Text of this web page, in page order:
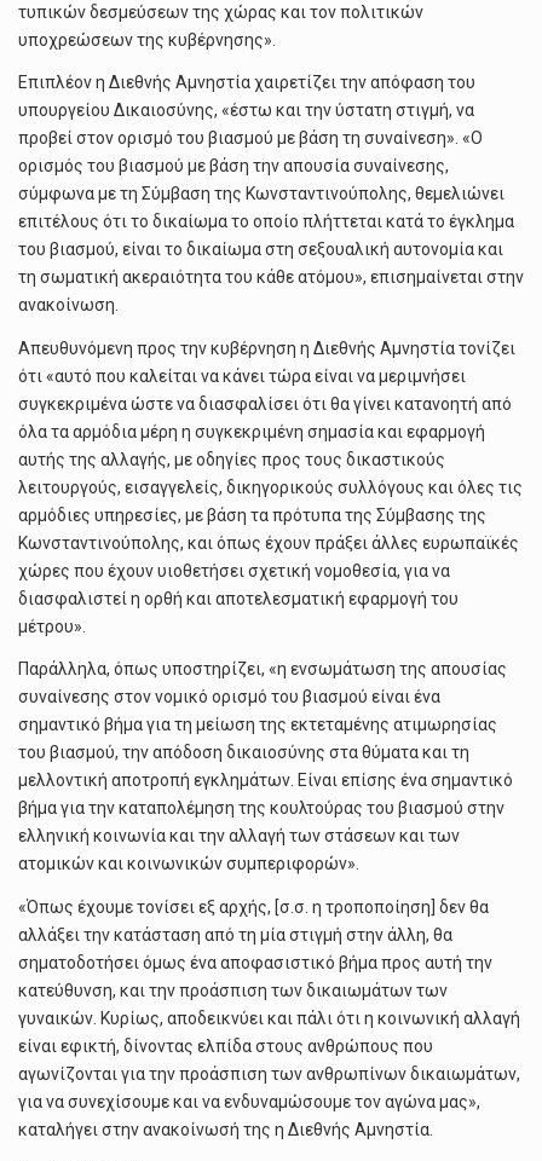
τυπικών δεσμεύσεων της χώρας και τον πολιτικών
υποχρεώσεων της κυβέρνησης».
Επιπλέον η Διεθνής Αμνηστία χαιρετίζει την απόφαση του
υπουργείου Δικαιοσύνης, «έστω και την ύστατη στιγμή, να
προβεί στον ορισμό του βιασμού με βάση τη συναίνεση». «Ο
ορισμός του βιασμού με βάση την απουσία συναίνεσης,
σύμφωνα με τη Σύμβαση της Κωνσταντινούπολης, θεμελιώνει
επιτέλους ότι το δικαίωμα το οποίο πλήττεται κατά το έγκλημα
του βιασμού, είναι το δικαίωμα στη σεξουαλική αυτονομία και
τη σωματική ακεραιότητα του κάθε ατόμου», επισημαίνεται στην
ανακοίνωση.
Απευθυνόμενη προς την κυβέρνηση η Διεθνής Αμνηστία τονίζει
ότι «αυτό που καλείται να κάνει τώρα είναι να μεριμνήσει
συγκεκριμένα ώστε να διασφαλίσει ότι θα γίνει κατανοητή από
όλα τα αρμόδια μέρη η συγκεκριμένη σημασία και εφαρμογή
αυτής της αλλαγής, με οδηγίες προς τους δικαστικούς
λειτουργούς, εισαγγελείς, δικηγορικούς συλλόγους και όλες τις
αρμόδιες υπηρεσίες, με βάση τα πρότυπα της Σύμβασης της
Κωνσταντινούπολης, και όπως έχουν πράξει άλλες ευρωπαϊκές
χώρες που έχουν υιοθετήσει σχετική νομοθεσία, για να
διασφαλιστεί η ορθή και αποτελεσματική εφαρμογή του
μέτρου».
Παράλληλα, όπως υποστηρίζει, «η ενσωμάτωση της απουσίας
συναίνεσης στον νομικό ορισμό του βιασμού είναι ένα
σημαντικό βήμα για τη μείωση της εκτεταμένης ατιμωρησίας
του βιασμού, την απόδοση δικαιοσύνης στα θύματα και τη
μελλοντική αποτροπή εγκλημάτων. Είναι επίσης ένα σημαντικό
βήμα για την καταπολέμηση της κουλτούρας του βιασμού στην
ελληνική κοινωνία και την αλλαγή των στάσεων και των
ατομικών και κοινωνικών συμπεριφορών».
«Όπως έχουμε τονίσει εξ αρχής, [σ.σ. η τροποποίηση] δεν θα
αλλάξει την κατάσταση από τη μία στιγμή στην άλλη, θα
σηματοδοτήσει όμως ένα αποφασιστικό βήμα προς αυτή την
κατεύθυνση, και την προάσπιση των δικαιωμάτων των
γυναικών. Κυρίως, αποδεικνύει και πάλι ότι η κοινωνική αλλαγή
είναι εφικτή, δίνοντας ελπίδα στους ανθρώπους που
αγωνίζονται για την προάσπιση των ανθρωπίνων δικαιωμάτων,
για να συνεχίσουμε και να ενδυναμώσουμε τον αγώνα μας»,
καταλήγει στην ανακοίνωσή της η Διεθνής Αμνηστία.